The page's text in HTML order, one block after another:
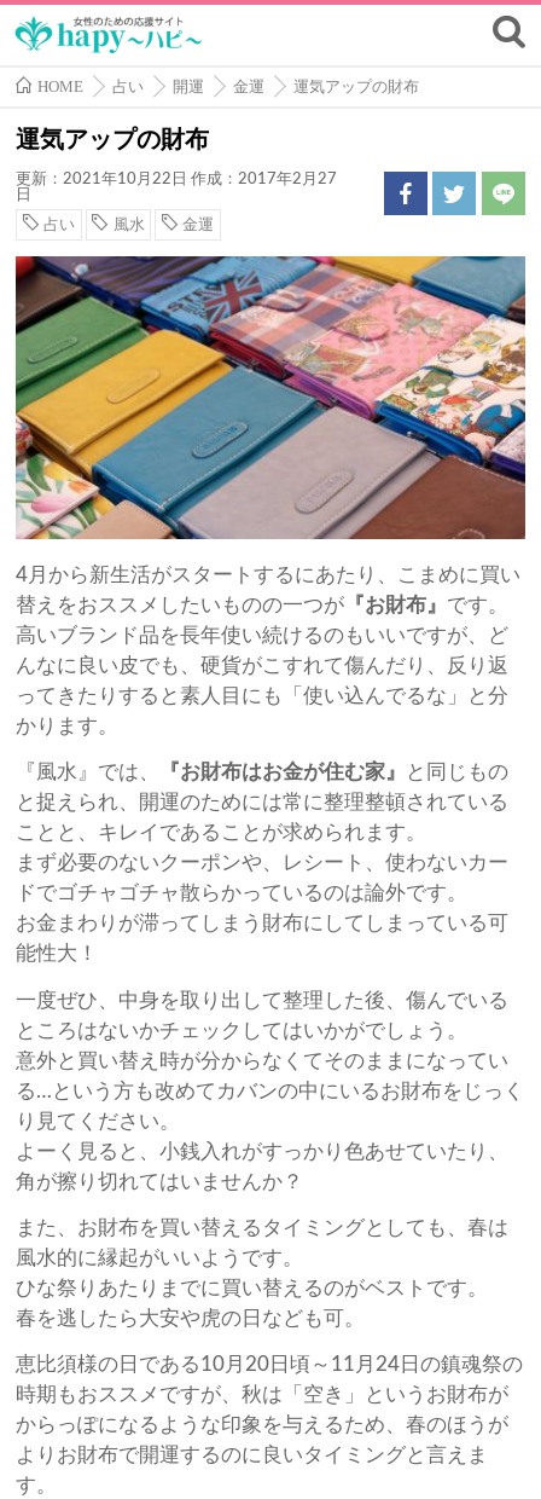
HOME 占い 開運 金運 運気アップの財布
運気アップの財布
更新：2021年10月22日 作成：2017年2月27
日
占い
風水 金運
4月から新生活がスタートするにあたり、こまめに買い
替えをおススメしたいものの一つが 『お財布』 です。
高いブランド品を長年使い続けるのもいいですが、ど
んなに良い皮でも、硬貨がこすれて傷んだり、反り返
ってきたりすると素人目にも「使い込んでるな」と分
かります。
『風水』では、 『お財布はお金が住む家』
と同じもの
と捉えられ、開運のためには常に整理整頓されている
ことと、キレイであることが求められます。
まず必要のないクーポンや、レシート、使わないカー
ドでゴチャゴチャ散らかっているのは論外です。
お金まわりが滞ってしまう財布にしてしまっている可
能性大！
一度ぜひ、中身を取り出して整理した後、傷んでいる
ところはないかチェックしてはいかがでしょう。
意外と買い替え時が分からなくてそのままになってい
る…という方も改めてカバンの中にいるお財布をじっく
り見てください。
よーく見ると、小銭入れがすっかり色あせていたり、
角が擦り切れてはいませんか？
また、お財布を買い替えるタイミングとしても、春は
風水的に縁起がいいようです。
ひな祭りあたりまでに買い替えるのがベストです。
春を逃したら大安や虎の日なども可。
恵比須様の日である10月20日頃～11月24日の鎮魂祭の
時期もおススメですが、秋は「空き」というお財布が
からっぽになるような印象を与えるため、春のほうが
よりお財布で開運するのに良いタイミングと言えま
す。